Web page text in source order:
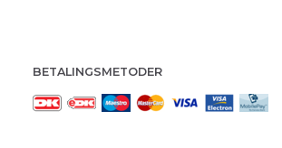
BETALINGSMETODER